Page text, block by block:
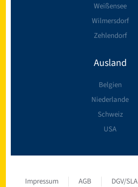
Weißensee
Wilmersdorf
Zehlendorf
Ausland
Belgien
Niederlande
Schweiz
USA
Impressum AGB DGV/SLA